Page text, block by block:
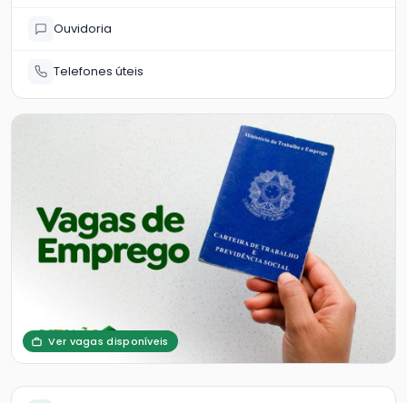
Ouvidoria
Telefones úteis
Ver vagas disponíveis